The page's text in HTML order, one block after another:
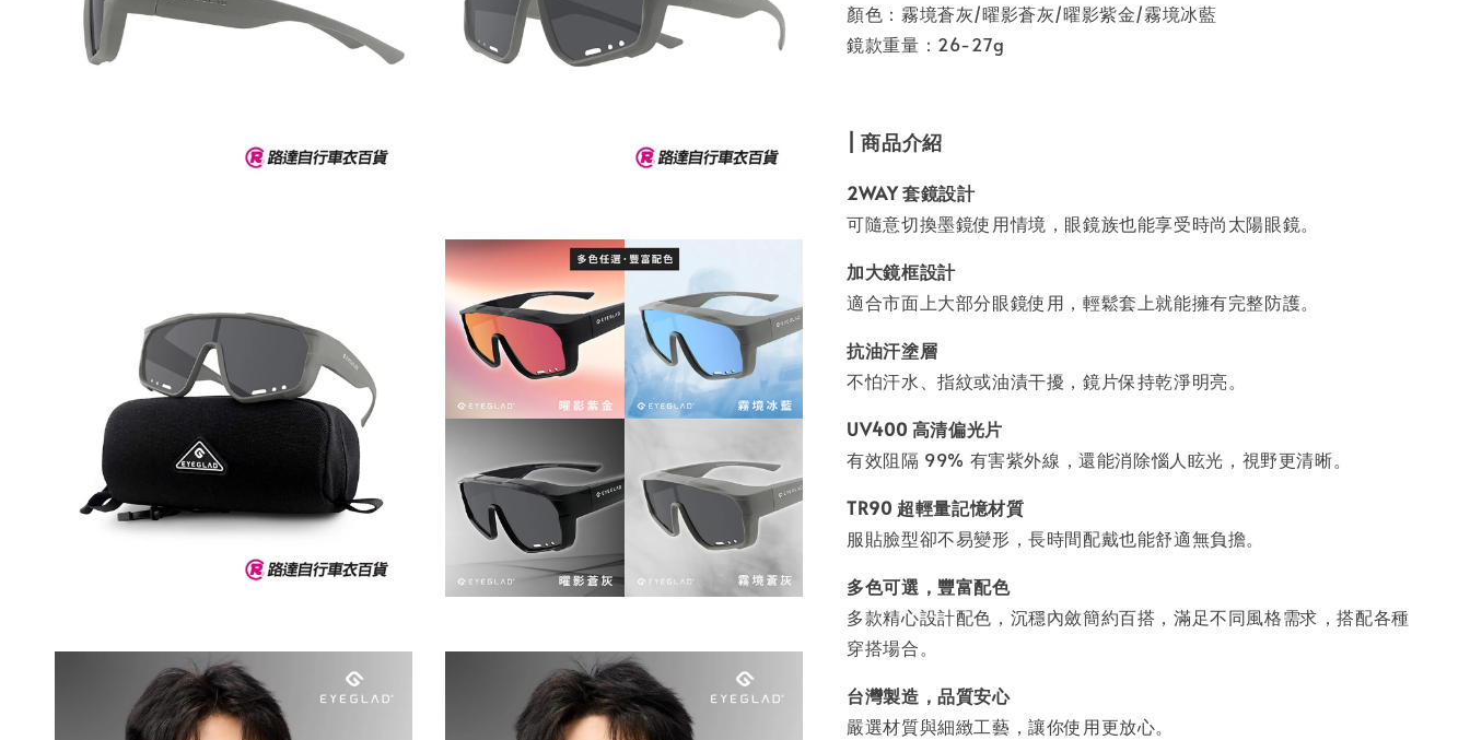
顏色： 霧境蒼灰/曜影蒼灰/曜影紫金/霧境冰藍
鏡款重量：26-27g
| 商品介紹
2WAY 套鏡設計
可隨意切換墨鏡使用情境，眼鏡族也能享受時尚太陽眼鏡。
加大鏡框設計
適合市面上大部分眼鏡使用，輕鬆套上就能擁有完整防護。
抗油汗塗層
不怕汗水、指紋或油漬干擾，鏡片保持乾淨明亮。
UV400 高清偏光片
有效阻隔 99% 有害紫外線，還能消除惱人眩光，視野更清晰。
TR90 超輕量記憶材質
服貼臉型卻不易變形，長時間配戴也能舒適無負擔。
多色可選，豐富配色
多款精心設計配色，沉穩內斂簡約百搭，滿足不同風格需求，搭配各種
穿搭場合。
台灣製造，品質安心
嚴選材質與細緻工藝，讓你使用更放心。